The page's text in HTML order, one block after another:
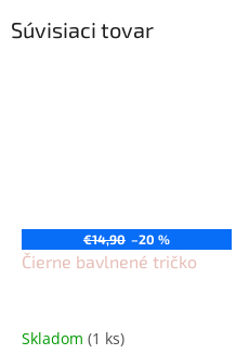
Súvisiaci tovar
€14,90 –20 %
Čierne bavlnené tričko
Skladom (1 ks)